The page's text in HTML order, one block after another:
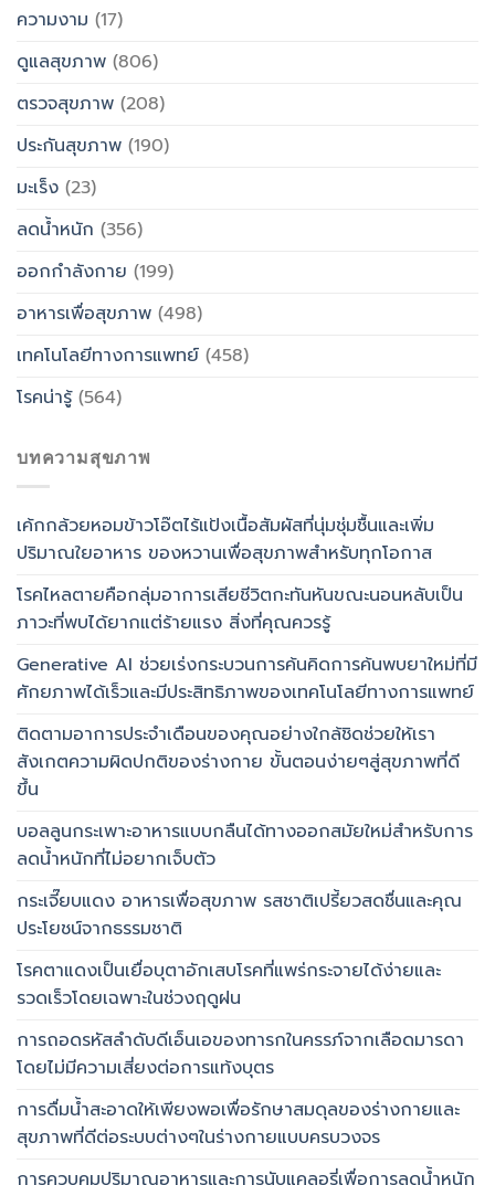
ความงาม (17)
ดูแลสุขภาพ (806)
ตรวจสุขภาพ (208)
ประกันสุขภาพ (190)
มะเร็ง (23)
ลดน้ำหนัก (356)
ออกกำลังกาย (199)
อาหารเพื่อสุขภาพ (498)
เทคโนโลยีทางการแพทย์ (458)
โรคน่ารู้(564)
บทความสุขภาพ
เค้กกล้วยหอมข้าวโอ๊ตไร้แป้งเนื้อสัมผัสที่นุ่มชุ่มชื้นและเพิ่ม
ปริมาณใยอาหาร ของหวานเพื่อสุขภาพสำหรับทุกโอกาส
โรคไหลตายคือกลุ่มอาการเสียชีวิตกะทันหันขณะนอนหลับเป็น
ภาวะที่พบได้ยากแต่ร้ายแรง สิ่งที่คุณควรรู้
Generative AI ช่วยเร่งกระบวนการค้นคิดการค้นพบยาใหม่ที่มี
ศักยภาพได้เร็วและมีประสิทธิภาพของเทคโนโลยีทางการแพทย์
ติดตามอาการประจำเดือนของคุณอย่างใกล้ชิดช่วยให้เรา
สังเกตความผิดปกติของร่างกาย ขั้นตอนง่ายๆสู่สุขภาพที่ดี
ขึ้น
บอลลูนกระเพาะอาหารแบบกลืนได้ทางออกสมัยใหม่สำหรับการ
ลดน้ำหนักที่ไม่อยากเจ็บตัว
กระเจี๊ยบแดง อาหารเพื่อสุขภาพ รสชาติเปรี้ยวสดชื่นและคุณ
ประโยชน์จากธรรมชาติ
โรคตาแดงเป็นเยื่อบุตาอักเสบโรคที่แพร่กระจายได้ง่ายและ
รวดเร็วโดยเฉพาะในช่วงฤดูฝน
การถอดรหัสลำดับดีเอ็นเอของทารกในครรภ์จากเลือดมารดา
โดยไม่มีความเสี่ยงต่อการแท้งบุตร
การดื่มน้ำสะอาดให้เพียงพอเพื่อรักษาสมดุลของร่างกายและ
สุขภาพที่ดีต่อระบบต่างๆในร่างกายแบบครบวงจร
การควบคุมปริมาณอาหารและการนับแคลอรี่เพื่อการลดน้ำหนัก